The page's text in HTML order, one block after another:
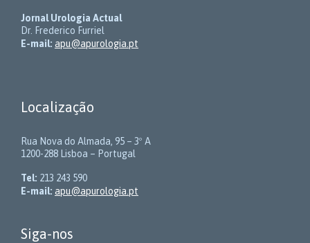
Jornal Urologia Actual
Dr. Frederico Furriel
E-mail: apu@apurologia.pt
Localização
Rua Nova do Almada, 95 – 3º A
1200-288 Lisboa – Portugal
Tel: 213 243 590
E-mail: apu@apurologia.pt
Siga-nos